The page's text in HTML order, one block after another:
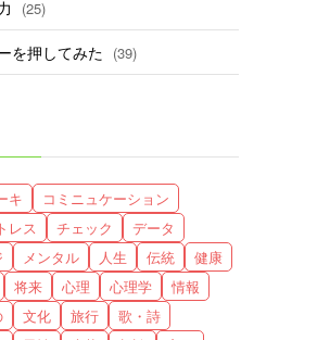
(25)
を押してみた (39)
キ
コミニュケーション
レス チェック
データ
メンタル 人生 伝統
健康
将来 心理 心理学
情報
文化 旅行
歌・詩